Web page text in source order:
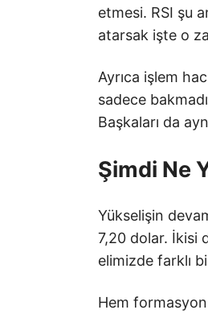
etmesi. RSI şu
atarsak işte o
Ayrıca işlem
sadece
Başkaları da
Şimdi Ne
Yükselişin
7,20 dolar. İkisi
elimizde farklı
Hem